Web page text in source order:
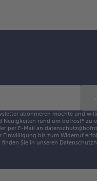
abonnieren möchte und
rund um bofrost* zu
per E-Mail an
bis zum Widerruf
Sie in unseren